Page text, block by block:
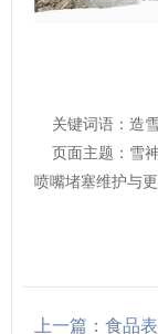
关键词语：造
页面主题：雪
喷嘴堵塞维护与
上一篇：食品